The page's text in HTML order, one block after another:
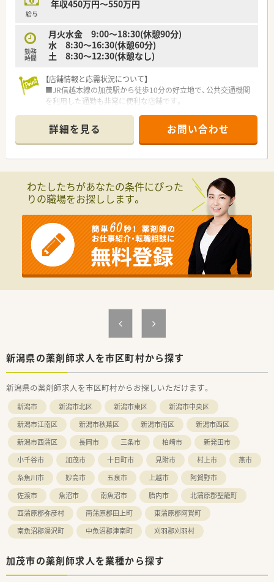
＜福利厚生・サポート体制充実◎＞
ピー・パートナー企業)に登録されています。
■産前産後休暇の取得時は必ず代務者を立てるなど応援体制を
整え、気兼ねなく休みに入れるように配慮しています。
2回、1回30分の「育児休憩時間」を取得することが可能です。
■業務が終了したら勤務時間内でも帰宅できる「有償早退」制度
がございます。
＜こんな企業です＞
■新潟県内にて、24店舗の調剤薬局を運営しています。県央地域
■在宅業務にも力を入れており、業務が偏らないよう持ち回りで
対応しています。
■残業時間は月3時間程度。基本は定時退社ができるよう残業コ
ントロールを行っております。
給与
年収450万円～550万円
勤務
時間
月火水金 9:00～18:30(休憩90分)
水 8:30～16:30(休憩60分)
土 8:30～12:30(休憩なし)
【店舗情報と応需状況について】
■JR信越本線の加茂駅から徒歩10分の好立地で、公共交通機関
を利用した通勤も非常に便利な店舗です。
ほどを安定して応需している環境です。
■近隣の医療機関とは良好な関係を築いており、定期的な情報共
有を通じて質の高い医療を提供しています。
■今後の地域医療の充実を見据えており、少なくとも10年以上
は腰を据えて活躍して頂ける方を求めています。
■在宅医療の推進や地域貢献に意欲的で、周囲のスタッフと協力
しながら業務に励める方を大歓迎いたします。
■患者様一人ひとりに対して誠実に向き合い、マナーや接遇を大
切にした丁寧な対応ができる方を募集します。
【法人特徴について】
■新潟県から男女共同参画推進企業として認定されており、性別
を問わず働きやすい環境作りを推進しています。
■漢方薬を専門に扱う店舗を運営するなど、県内でも独自の強み
■地域の子供たちを支援するプロジェクトへの参加や読み聞か
せなど、社会貢献活動にも積極的に取り組んでいます。
■地域密着型の医療に貢献したいという想いを持ち、患者様との
コミュニケーションを大切にする方が多いです。
両立させているパパママ薬剤師が活躍中です。
■最新の薬学情報を常に吸収しようとする向学心の高い方が、学
会派遣などの制度を利用して成長を続けています。
詳細を見る お問い合わせ
わたしたちがあなたの条件にぴった
りの職場をお探しします。
新潟県の薬剤師求人を市区町村から探す
新潟県の薬剤師求人を市区町村からお探しいただけます。
新潟市 新潟市北区 新潟市東区
新潟市中央区
新潟市江南区
新潟市秋葉区 新潟市南区
新潟市西区
新潟市西蒲区
長岡市 三条市 柏崎市
新発田市
小千谷市
加茂市 十日町市 見附市 村上市
燕市
糸魚川市
妙高市 五泉市 上越市
阿賀野市
佐渡市
魚沼市 南魚沼市 胎内市
北蒲原郡聖籠町
西蒲原郡弥彦村
南蒲原郡田上町
東蒲原郡阿賀町
南魚沼郡湯沢町
中魚沼郡津南町 刈羽郡刈羽村
加茂市の薬剤師求人を業種から探す